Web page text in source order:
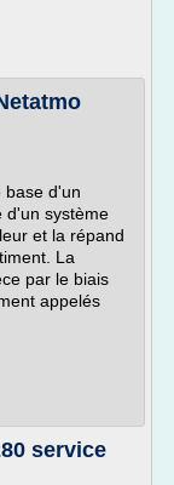
base d'un
d'un système
et la répand
La
par le biais
appelés
service